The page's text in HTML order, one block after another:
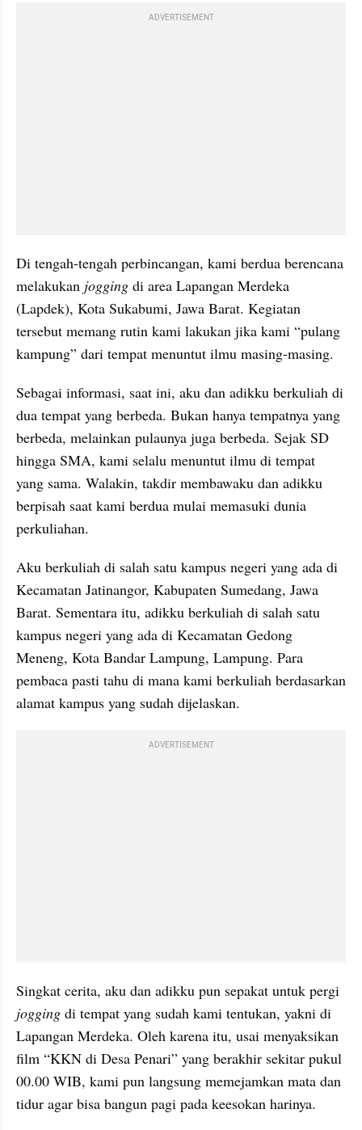
ADVERTISEMENT
Di tengah-tengah perbincangan, kami berdua berencana
melakukan jogging di area Lapangan Merdeka
(Lapdek), Kota Sukabumi, Jawa Barat. Kegiatan
tersebut memang rutin kami lakukan jika kami “pulang
kampung” dari tempat menuntut ilmu masing-masing.
Sebagai informasi, saat ini, aku dan adikku berkuliah di
dua tempat yang berbeda. Bukan hanya tempatnya yang
berbeda, melainkan pulaunya juga berbeda. Sejak SD
hingga SMA, kami selalu menuntut ilmu di tempat
yang sama. Walakin, takdir membawaku dan adikku
berpisah saat kami berdua mulai memasuki dunia
perkuliahan.
Aku berkuliah di salah satu kampus negeri yang ada di
Kecamatan Jatinangor, Kabupaten Sumedang, Jawa
Barat. Sementara itu, adikku berkuliah di salah satu
kampus negeri yang ada di Kecamatan Gedong
Meneng, Kota Bandar Lampung, Lampung. Para
pembaca pasti tahu di mana kami berkuliah berdasarkan
alamat kampus yang sudah dijelaskan.
ADVERTISEMENT
jogging di tempat yang sudah kami tentukan, yakni di
Lapangan Merdeka. Oleh karena itu, usai menyaksikan
film “KKN di Desa Penari” yang berakhir sekitar pukul
00.00 WIB, kami pun langsung memejamkan mata dan
tidur agar bisa bangun pagi pada keesokan harinya.